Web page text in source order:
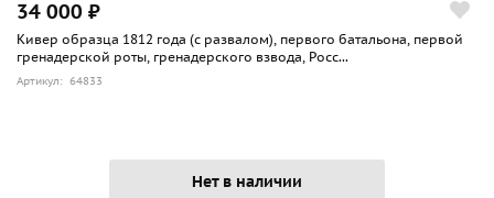
34 000 ₽
Кивер образца 1812 года (с развалом), первого батальона, первой
гренадерской роты, гренадерского взвода, Росс...
Артикул: 64833
Нет в наличии